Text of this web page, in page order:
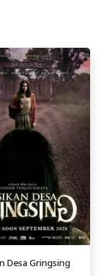
Desa Gringsing